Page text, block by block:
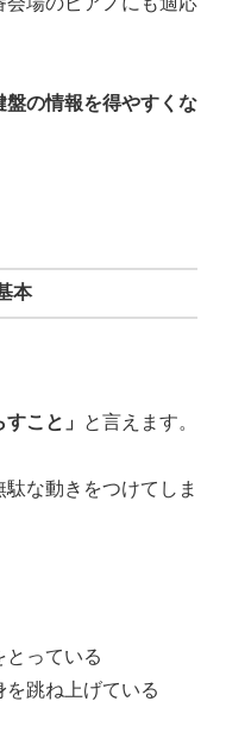
盤の情報を得やすくな
本
こと」 と言えます。
駄な動きをつけてしま
とっている
を跳ね上げている